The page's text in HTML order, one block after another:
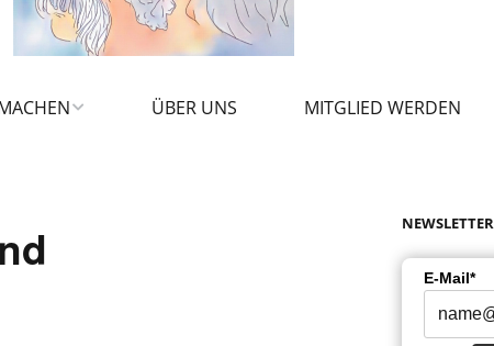
ÜBER UNS MITGLIED WERDEN
NEWSLETTER
E-Mail*